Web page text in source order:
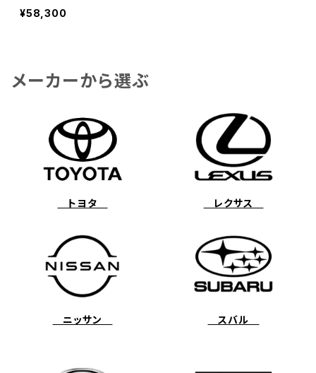
マット一式 カーマット 神
戸タータン 特別受注生産
¥58,300
メーカーから選ぶ
トヨタ レクサス
ニッサン スバル